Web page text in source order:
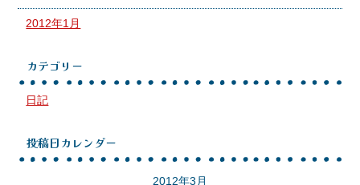
2012年1月
カテゴリー
日記
投稿日カレンダー
2012年3月